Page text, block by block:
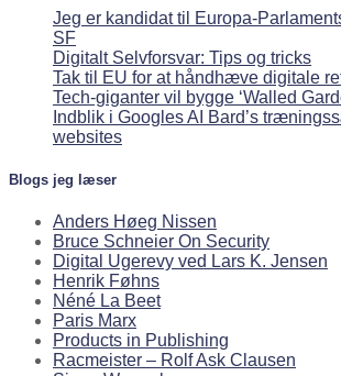
Jeg er kandidat til Europa-
SF
Digitalt Selvforsvar: Tips og tricks
Tak til EU for at håndhæve digitale
Tech-giganter vil bygge ‘Walled
Indblik i Googles AI Bard’s
websites
Blogs jeg læser
Anders Høeg Nissen
Bruce Schneier On Security
Digital Ugerevy ved Lars K. Jensen
Henrik Føhns
Néné La Beet
Paris Marx
Products in Publishing
Racmeister – Rolf Ask Clausen